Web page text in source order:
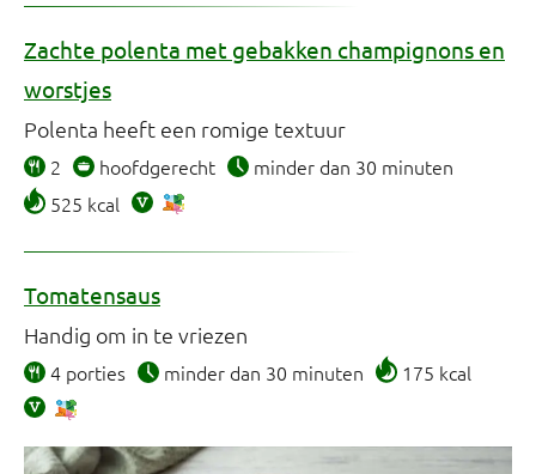
Zachte polenta met gebakken champignons en
worstjes
Polenta heeft een romige textuur
2 hoofdgerecht
minder dan 30 minuten
525 kcal
Tomatensaus
Handig om in te vriezen
4 porties minder dan 30 minuten 175 kcal